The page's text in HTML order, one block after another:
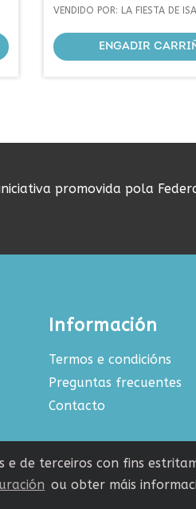
VENDIDO POR: LA FIESTA DE
ENGADIR
promovida pola
Información
Termos e condicións
Preguntas frecuentes
Contacto
e de terceiros con fins
ou obter máis